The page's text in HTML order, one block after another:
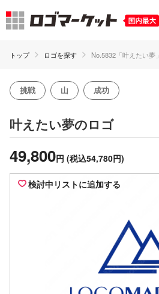
トップ ロゴを探す No.5832「叶えたい夢」
挑戦 山 成功
叶えたい夢のロゴ
49,800円 (税込54,780円)
検討中リストに追加する